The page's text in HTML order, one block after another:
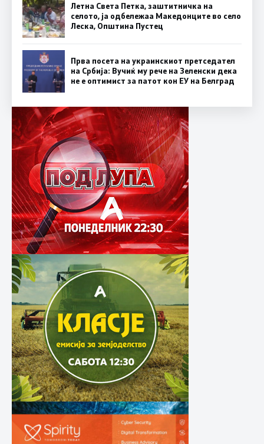
Летна Света Петка, заштитничка на
селото, ја одбележаа Македонците во село
Леска, Општина Пустец
Прва посета на украинскиот претседател
на Србија: Вучиќ му рече на Зеленски дека
не е оптимист за патот кон ЕУ на Белград